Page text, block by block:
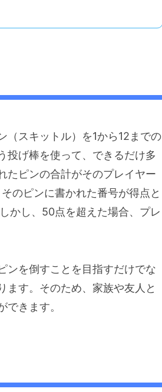
（スキットル）を1から12までの
投げ棒を使って、できるだけ多
たピンの合計がそのプレイヤー
のピンに書かれた番号が得点と
かし、50点を超えた場合、プレ
ンを倒すことを目指すだけでな
ます。そのため、家族や友人と
きます。